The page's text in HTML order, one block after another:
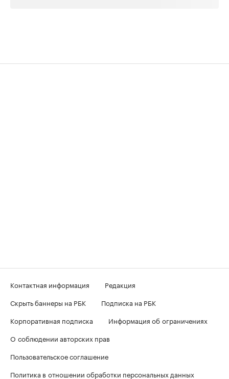
Контактная информация
Редакция
Скрыть баннеры на РБК
Подписка на РБК
Корпоративная подписка
Информация об ограничениях
О соблюдении авторских прав
Пользовательское соглашение
Политика в отношении обработки персональных данных